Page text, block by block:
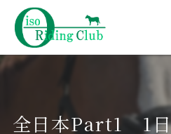
全日本Part1 1